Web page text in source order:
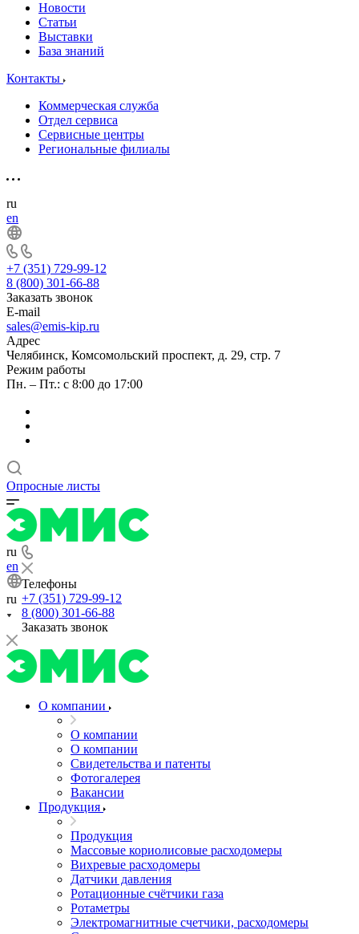
Новости
Статьи
Выставки
База знаний
Контакты
Коммерческая служба
Отдел сервиса
Сервисные центры
Региональные филиалы
ru
en
+7 (351) 729-99-12
8 (800) 301-66-88
Заказать звонок
E-mail
sales@emis-kip.ru
Адрес
Челябинск, Комсомольский проспект, д. 29, стр. 7
Режим работы
Пн. – Пт.: с 8:00 до 17:00
Опросные листы
ru
en
ru
Телефоны
+7 (351) 729-99-12
8 (800) 301-66-88
Заказать звонок
О компании
О компании
О компании
Свидетельства и патенты
Фотогалерея
Вакансии
Продукция
Продукция
Массовые кориолисовые расходомеры
Вихревые расходомеры
Датчики давления
Ротационные счётчики газа
Ротаметры
Электромагнитные счетчики, расходомеры